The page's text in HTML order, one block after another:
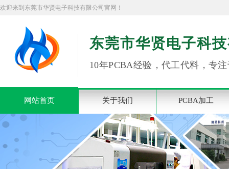
欢迎来到东莞市华贤电子科技有限公司官网！
东莞市华贤电子科
10年PCBA经验，代工代料，专
网站首页 关于我们 PCBA加工